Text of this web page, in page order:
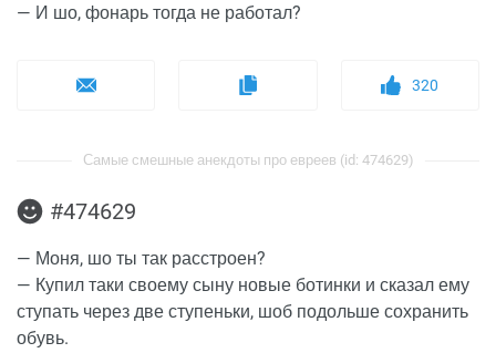
— И шо, фонарь тогда не работал?
320
Самые смешные анекдоты про евреев (id: 474629)
#474629
— Моня, шо ты так расстроен?
— Купил таки своему сыну новые ботинки и сказал ему
ступать через две ступеньки, шоб подольше сохранить
обувь.